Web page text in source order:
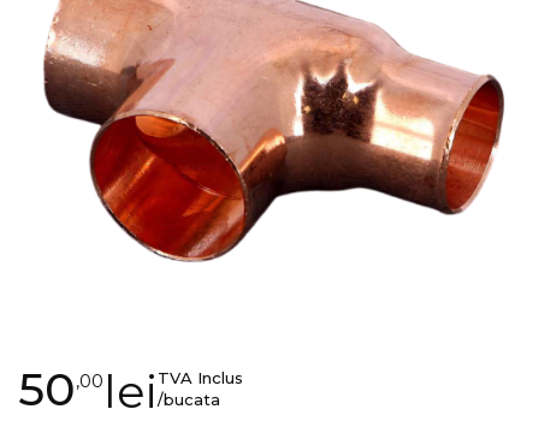
images
gallery
Skip
to
50,00 leiTVA Inclus
/bucata